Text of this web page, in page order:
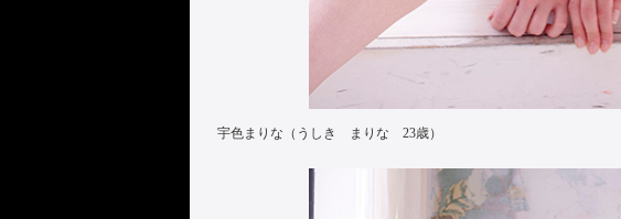
宇色まりな（うしき まりな 23歳）